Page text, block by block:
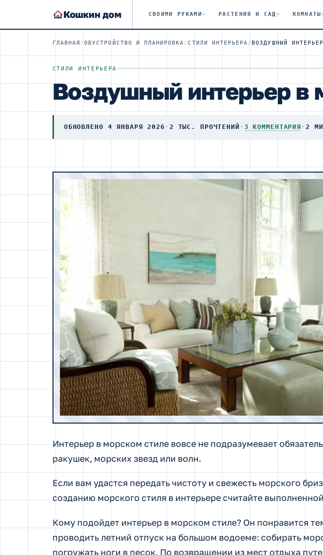
Кошкин дом СВОИМИ РУКАМИ РАСТЕНИЯ И САД КОМНАТЫ
ГЛАВНАЯ /ОБУСТРОЙСТВО И ПЛАНИРОВКА /СТИЛИ ИНТЕРЬЕРА /ВОЗДУШНЫЙ
СТИЛИ ИНТЕРЬЕРА
Воздушный интерьер в
ОБНОВЛЕНО 4 ЯНВАРЯ 2026 · 2 ТЫС. ПРОЧТЕНИЙ · 3 КОММЕНТАРИЯ · 2
Интерьер в морском стиле вовсе не подразумевает
ракушек, морских звезд или волн.
Если вам удастся передать чистоту и свежесть морского
созданию морского стиля в интерьере считайте
Кому подойдет интерьер в морском стиле? Он понравится
проводить летний отпуск на большом водоеме: собирать
погружать ноги в песок. По возвращении из мест отдыха